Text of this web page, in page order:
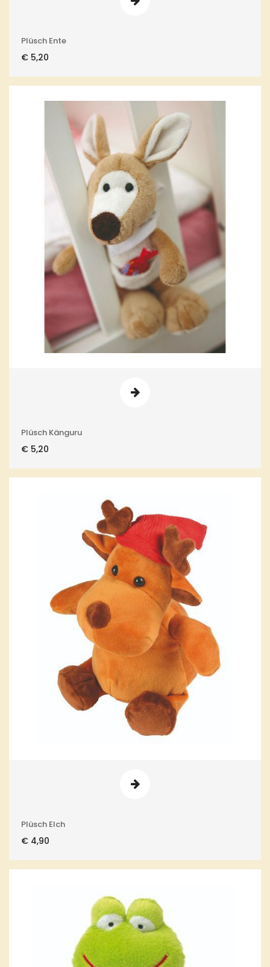
Plüsch Ente
€ 5,20
Plüsch Känguru
€ 5,20
Plüsch Elch
€ 4,90